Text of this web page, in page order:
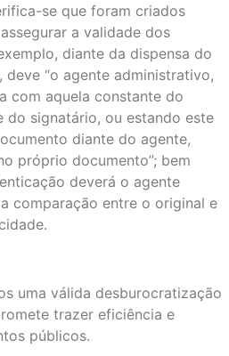
se que foram criados
a validade dos
diante da dispensa do
“o agente administrativo,
com aquela constante do
do signatário, ou estando este
diante do agente,
próprio documento”; bem
deverá o agente
comparação entre o original e
uma válida desburocratização
trazer eficiência e
públicos.